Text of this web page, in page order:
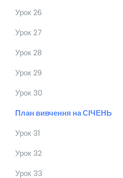
Урок 26
Урок 27
Урок 28
Урок 29
Урок 30
План вивчення на СІЧЕНЬ
Урок 31
Урок 32
Урок 33